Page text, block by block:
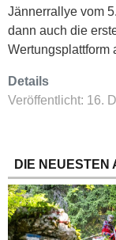
Jännerrallye vom
dann auch die
Wertungsplattform
Details
Veröffentlicht: 16.
DIE NEUESTEN